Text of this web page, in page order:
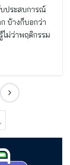
ประสบการณ์
บ้างก็บอกว่า
ไม่ว่าพฤติกรรม